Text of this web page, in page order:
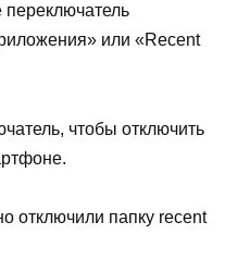
переключатель
или «Recent
чтобы отключить
отключили папку recent